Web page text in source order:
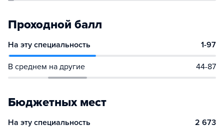
Проходной балл
На эту специальность 1-97
В среднем на другие 44-87
Бюджетных мест
На эту специальность 2 673